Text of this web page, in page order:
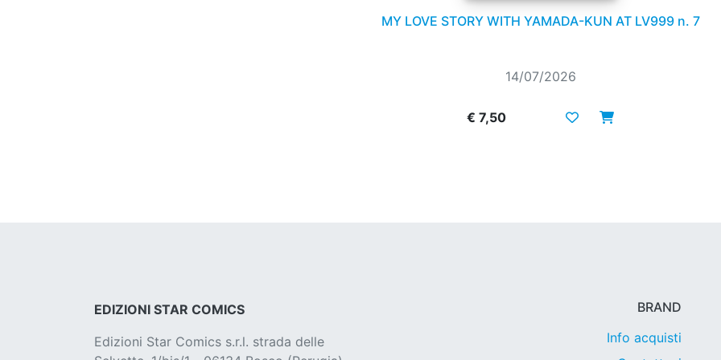
MY LOVE STORY WITH YAMADA-KUN AT LV999 n. 7
14/07/2026
€ 7,50
EDIZIONI STAR COMICS
Edizioni Star Comics s.r.l. strada delle
BRAND
Info acquisti